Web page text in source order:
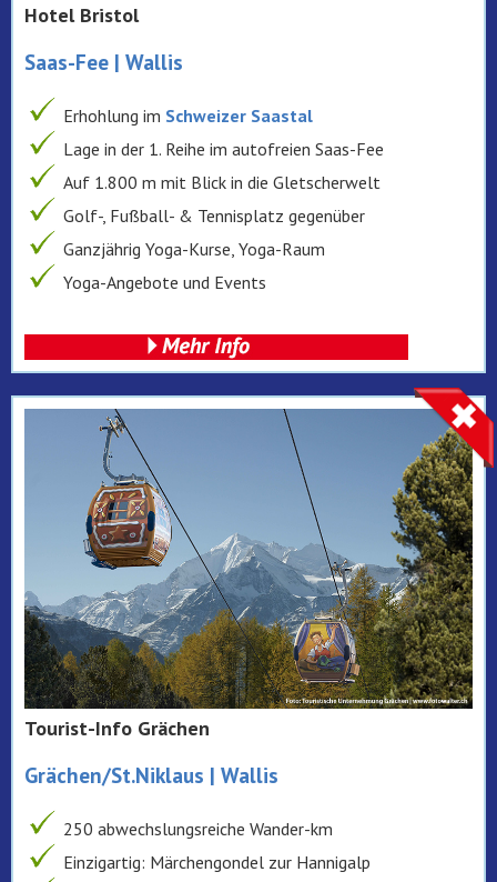
Hotel Bristol
Saas-Fee | Wallis
Erhohlung im Schweizer Saastal
Lage in der 1. Reihe im autofreien Saas-Fee
Auf 1.800 m mit Blick in die Gletscherwelt
Golf-, Fußball- & Tennisplatz gegenüber
Ganzjährig Yoga-Kurse, Yoga-Raum
Yoga-Angebote und Events
Tourist-Info Grächen
Grächen/St.Niklaus | Wallis
250 abwechslungsreiche Wander-km
Einzigartig: Märchengondel zur Hannigalp